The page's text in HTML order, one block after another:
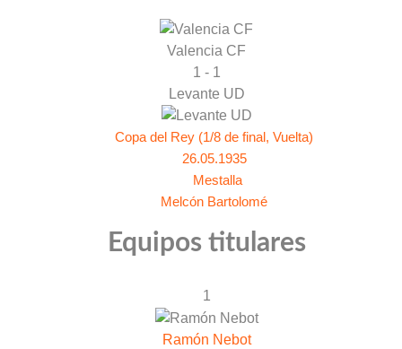
Valencia CF
1 - 1
Levante UD
Copa del Rey (1/8 de final, Vuelta)
26.05.1935
Mestalla
Melcón Bartolomé
Equipos titulares
1
Ramón Nebot